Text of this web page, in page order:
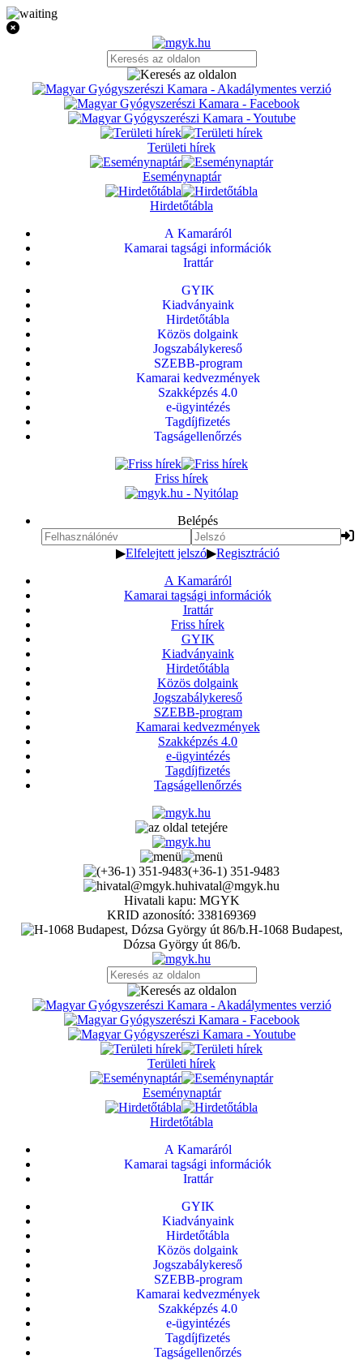
Területi hírek
Eseménynaptár
Hirdetőtábla
A Kamaráról
Kamarai tagsági információk
Irattár
GYIK
Kiadványaink
Hirdetőtábla
Közös dolgaink
Jogszabálykereső
SZEBB-program
Kamarai kedvezmények
Szakképzés 4.0
e-ügyintézés
Tagdíjfizetés
Tagságellenőrzés
Friss hírek
Belépés
▶Elfelejtett jelszó▶Regisztráció
A Kamaráról
Kamarai tagsági információk
Irattár
Friss hírek
GYIK
Kiadványaink
Hirdetőtábla
Közös dolgaink
Jogszabálykereső
SZEBB-program
Kamarai kedvezmények
Szakképzés 4.0
e-ügyintézés
Tagdíjfizetés
Tagságellenőrzés
(+36-1) 351-9483
hivatal@mgyk.hu
Hivatali kapu: MGYK
KRID azonosító: 338169369
H-1068 Budapest,
Dózsa György út 86/b.
Területi hírek
Eseménynaptár
Hirdetőtábla
A Kamaráról
Kamarai tagsági információk
Irattár
GYIK
Kiadványaink
Hirdetőtábla
Közös dolgaink
Jogszabálykereső
SZEBB-program
Kamarai kedvezmények
Szakképzés 4.0
e-ügyintézés
Tagdíjfizetés
Tagságellenőrzés